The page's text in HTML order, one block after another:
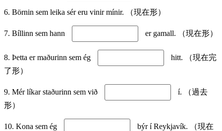
6. Börnin sem leika sér eru vinir mínir. （現在形）
7. Bíllinn sem hann er gamall. （現在形）
8. Þetta er maðurinn sem ég
hitt. （現在完
了形）
9. Mér líkar staðurinn sem við
í. （過去
形）
10. Kona sem ég
býr í Reykjavík. （現在